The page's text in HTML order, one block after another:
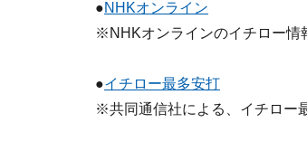
●NHKオンライン
※NHKオンラインのイチロー情
●イチロー最多安打
※共同通信社による、イチロー